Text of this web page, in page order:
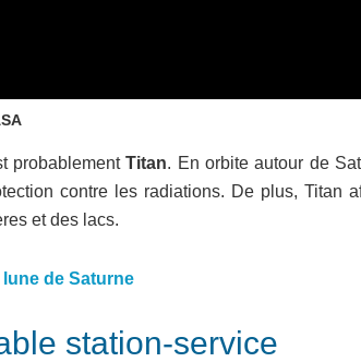
probablementTitan. En orbite autour de
contre les radiations. De plus, Titan
et des lacs.
de Saturne
station-service